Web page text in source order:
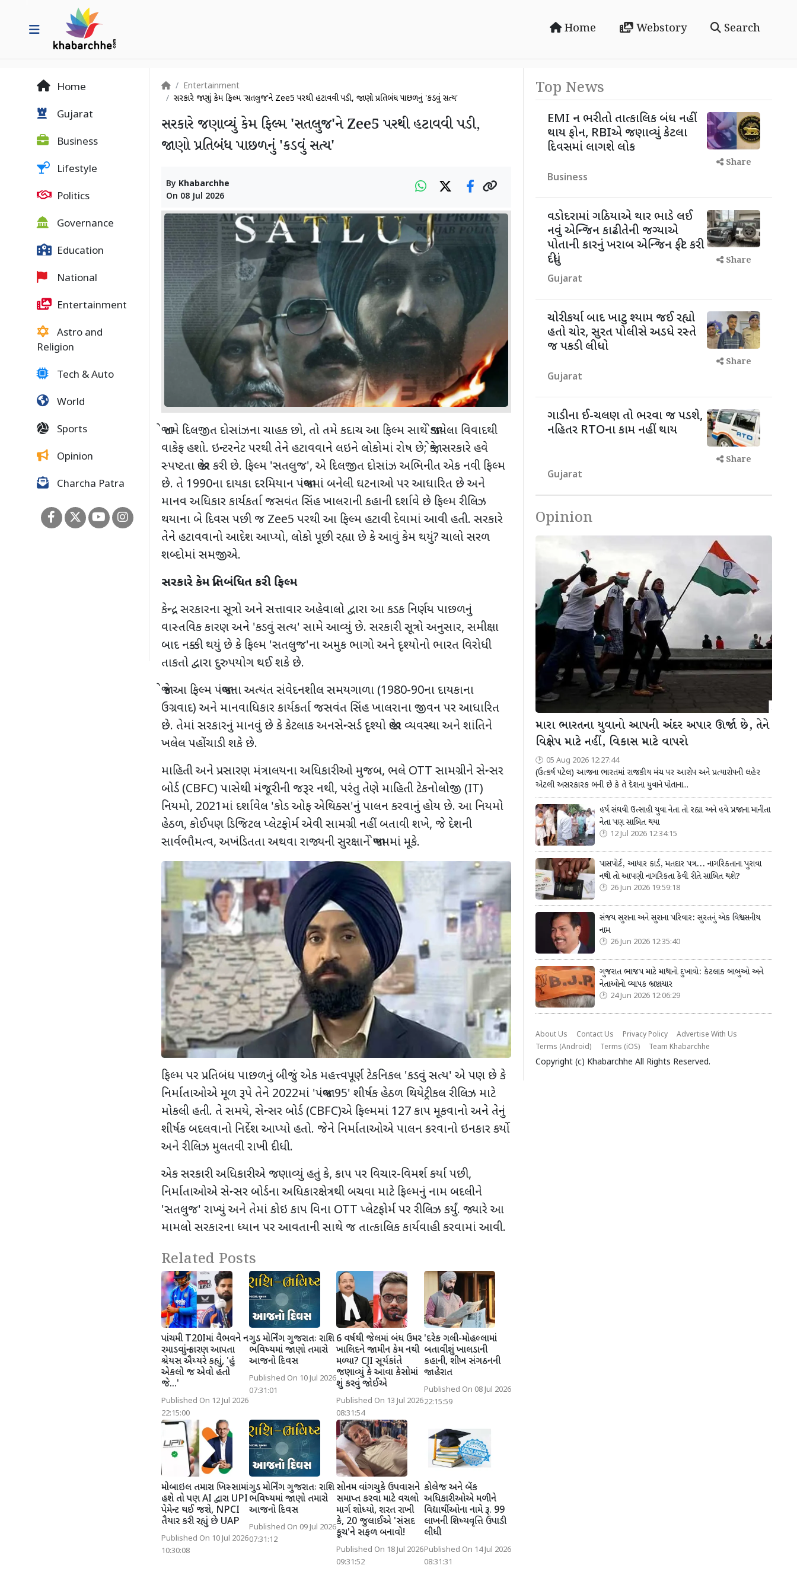
Home Webstory Search
Home
Gujarat
Business
Lifestyle
Politics
Governance
Education
National
Entertainment
Astro and
Religion
Tech & Auto
World
Sports
Opinion
Charcha Patra
Entertainment
સરકારે જણાવ્યું કેમ ફિલ્મ 'સતલુજ'ને Zee5 પરથી હટાવવી પડી, જાણો પ્રતિબંધ પાછળનું 'કડવું સત્ય'
સરકારે જણાવ્યું કેમ ફિલ્મ 'સતલુજ'ને Zee5 પરથી હટાવવી પડી,
જાણો પ્રતિબંધ પાછળનું 'કડવું સત્ય'
By Khabarchhe
On 08 Jul 2026
જો તમે દિલજીત દોસાંઝના ચાહક છો, તો તમે કદાચ આ ફિલ્મ સાથે જોડાયેલા વિવાદથી
વાકેફ હશો. ઇન્ટરનેટ પરથી તેને હટાવવાને લઇને લોકોમાં રોષ છે;જોકે,સરકારે હવે
સ્પષ્ટતા જાહેર કરી છે. ફિલ્મ 'સતલુજ', એ દિલજીત દોસાંઝ અભિનીત એક નવી ફિલ્મ
છે. તે 1990ના દાયકા દરમિયાન પંજાબમાં બનેલી ઘટનાઓ પર આધારિત છે અને
માનવ અધિકાર કાર્યકર્તા જસવંત સિંહ ખાલરાની કહાની દર્શાવે છે ફિલ્મ રીલિઝ
થયાના બે દિવસ પછી જ Zee5 પરથી આ ફિલ્મ હટાવી દેવામાં આવી હતી. સરકારે
તેને હટાવવાનો આદેશ આપ્યો, લોકો પૂછી રહ્યા છે કે આવું કેમ થયું?ચાલો સરળ
શબ્દોમાં સમજીએ.
સરકારે કેમ પ્રતિબંધિત કરી ફિલ્મ
કેન્દ્ર સરકારના સૂત્રો અને સત્તાવાર અહેવાલો દ્વારા આ કડક નિર્ણય પાછળનું
વાસ્તવિક કારણ અને 'કડવું સત્ય' સામે આવ્યું છે. સરકારી સૂત્રો અનુસાર, સમીક્ષા
બાદ નક્કી થયું છે કે ફિલ્મ 'સતલુજ'ના અમુક ભાગો અને દૃશ્યોનો ભારત વિરોધી
તાકતો દ્વારા દુરુપયોગ થઈ શકે છે.
જો કે આ ફિલ્મ પંજાબના અત્યંત સંવેદનશીલ સમયગાળા (1980-90ના દાયકાના
ઉગ્રવાદ) અને માનવાધિકાર કાર્યકર્તા જસવંત સિંહ ખાલરાના જીવન પર આધારિત
છે. તેમાં સરકારનું માનવું છે કે કેટલાક અનસેન્સર્ડ દૃશ્યો જાહેર વ્યવસ્થા અને શાંતિને
ખલેલ પહોંચાડી શકે છે.
માહિતી અને પ્રસારણ મંત્રાલયના અધિકારીઓ મુજબ, ભલે OTT સામગ્રીને સેન્સર
બોર્ડ (CBFC) પાસેથી મંજૂરીની જરૂર નથી, પરંતુ તેણે માહિતી ટેકનોલોજી (IT)
નિયમો, 2021માં દર્શાવેલ 'કોડ ઓફ એથિક્સ'નું પાલન કરવાનું હોય છે. આ નિયમો
હેઠળ, કોઈપણ ડિજિટલ પ્લેટફોર્મ એવી સામગ્રી નહીં બતાવી શખે, જે દેશની
સાર્વભૌમત્વ, અખંડિતતા અથવા રાજ્યની સુરક્ષાને જોખમમાં મૂકે.
ફિલ્મ પર પ્રતિબંધ પાછળનું બીજું એક મહત્ત્વપૂર્ણ ટેકનિકલ 'કડવું સત્ય' એ પણ છે કે
નિર્માતાઓએ મૂળ રૂપે તેને 2022માં 'પંજાબ 95' શીર્ષક હેઠળ થિયેટ્રીકલ રીલિઝ માટે
મોકલી હતી. તે સમયે, સેન્સર બોર્ડ (CBFC)એ ફિલ્મમાં 127 કાપ મૂકવાનો અને તેનું
શીર્ષક બદલવાનો નિર્દેશ આપ્યો હતો. જેને નિર્માતાઓએ પાલન કરવાનો ઇનકાર કર્યો
અને રીલિઝ મુલતવી રાખી દીધી.
એક સરકારી અધિકારીએ જણાવ્યું હતું કે, કાપ પર વિચાર-વિમર્શ કર્યા પછી,
નિર્માતાઓએ સેન્સર બોર્ડના અધિકારક્ષેત્રથી બચવા માટે ફિલ્મનું નામ બદલીને
'સતલુજ' રાખ્યું અને તેમાં કોઇ કાપ વિના OTT પ્લેટફોર્મ પર રીલિઝ કર્યું. જ્યારે આ
મામલો સરકારના ધ્યાન પર આવતાની સાથે જ તાત્કાલિક કાર્યવાહી કરવામાં આવી.
Related Posts
પાંચમી T20Iમાં વૈભવને ન
રમાડવાનું કારણ આપતા
શ્રેયસ ઐય્યરે કહ્યું, 'હું
એકલો જ એવો હતો
જે...'
Published On 12 Jul 2026
22:15:00
ગુડ મોર્નિંગ ગુજરાતઃ રાશિ
ભવિષ્યમાં જાણો તમારો
આજનો દિવસ
Published On 10 Jul 2026
07:31:01
6 વર્ષથી જેલમાં બંધ ઉમર
ખાલિદને જામીન કેમ નથી
મળ્યા? CJI સૂર્યકાંતે
જણાવ્યું કે આવા કેસોમાં
શું કરવું જોઈએ
Published On 13 Jul 2026
08:31:54
'દરેક ગલી-મોહલ્લામાં
બતાવીશું ખાલડાની
કહાની, શીખ સંગઠનની
જાહેરાત
Published On 08 Jul 2026
22:15:59
મોબાઇલ તમારા ખિસ્સામાં
હશે તો પણ AI દ્વારા UPI
પેમેન્ટ થઈ જશે, NPCI
તૈયાર કરી રહ્યું છે UAP
Published On 10 Jul 2026
10:30:08
ગુડ મોર્નિંગ ગુજરાતઃ રાશિ
ભવિષ્યમાં જાણો તમારો
આજનો દિવસ
Published On 09 Jul 2026
07:31:12
સોનમ વાંગચુકે ઉપવાસને
સમાપ્ત કરવા માટે વચલો
માર્ગ શોધ્યો, શરત રાખી
કે, 20 જુલાઈએ 'સંસદ
કૂચ'ને સફળ બનાવો!
Published On 18 Jul 2026
09:31:52
કોલેજ અને બેંક
અધિકારીઓએ મળીને
વિદ્યાર્થીઓના નામે રૂ. 99
લાખની શિષ્યવૃત્તિ ઉપાડી
લીધી
Published On 14 Jul 2026
08:31:31
Top News
EMI ન ભરી તો તાત્કાલિક બંધ નહીં
થાય ફોન, RBIએ જણાવ્યું કેટલા
દિવસમાં લાગશે લોક
Business
Share
વડોદરામાં ગઠિયાએ થાર ભાડે લઈ
નવું એન્જિન કાઢી તેની જગ્યાએ
પોતાની કારનું ખરાબ એન્જિન ફીટ કરી
દીધું
Gujarat
Share
ચોરી કર્યા બાદ ખાટુ શ્યામ જઈ રહ્યો
હતો ચોર, સુરત પોલીસે અડધે રસ્તે
જ પકડી લીધો
Gujarat
Share
ગાડીના ઈ-ચલણ તો ભરવા જ પડશે,
નહિતર RTOના કામ નહીં થાય
Gujarat
Share
Opinion
મારા ભારતના યુવાનો આપની અંદર અપાર ઊર્જા છે, તેને
વિક્ષેપ માટે નહીં, વિકાસ માટે વાપરો
05 Aug 2026 12:27:44
(ઉત્કર્ષ પટેલ) આજના ભારતમાં રાજકીય મંચ પર આરોપ અને પ્રત્યારોપની લહેર
એટલી અસરકારક બની છે કે તે દેશના યુવાને પોતાના...
હર્ષ સંઘવી ઉત્સાહી યુવા નેતા તો રહ્યા અને હવે પ્રજાના માનીતા
નેતા પણ સાબિત થયા
12 Jul 2026 12:34:15
પાસપોર્ટ, આધાર કાર્ડ, મતદાર પત્ર... નાગરિકતાના પુરાવા
નથી તો આપણી નાગરિકતા કેવી રીતે સાબિત થશે?
26 Jun 2026 19:59:18
સંજય સુરાના અને સુરાના પરિવાર: સુરતનું એક વિશ્વસનીય
નામ
26 Jun 2026 12:35:40
ગુજરાત ભાજપ માટે માથાનો દુખાવો: કેટલાક બાબુઓ અને
નેતાઓનો વ્યાપક ભ્રષ્ટાચાર
24 Jun 2026 12:06:29
About Us Contact Us Privacy Policy
Advertise With Us
Terms (Android)
Terms (iOS) Team Khabarchhe
Copyright (c) Khabarchhe All Rights Reserved.